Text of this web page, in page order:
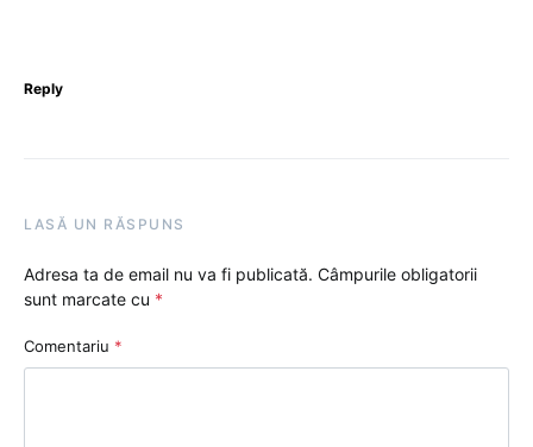
Reply
LASĂ UN RĂSPUNS
Adresa ta de email nu va fi publicată. Câmpurile obligatorii
sunt marcate cu *
Comentariu *